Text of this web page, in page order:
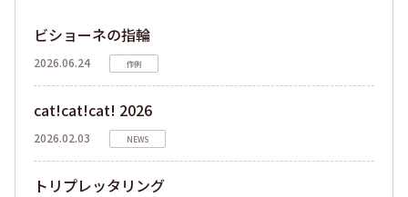
ビショーネの指輪
2026.06.24 作例
cat!cat!cat! 2026
2026.02.03 NEWS
トリプレッタリング